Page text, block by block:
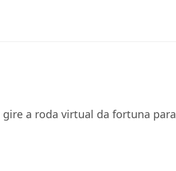
a roda virtual da fortuna para